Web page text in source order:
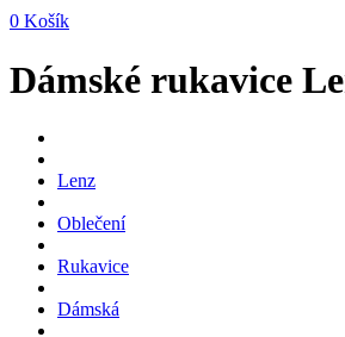
0 Košík
Dámské rukavice
Lenz
Oblečení
Rukavice
Dámská